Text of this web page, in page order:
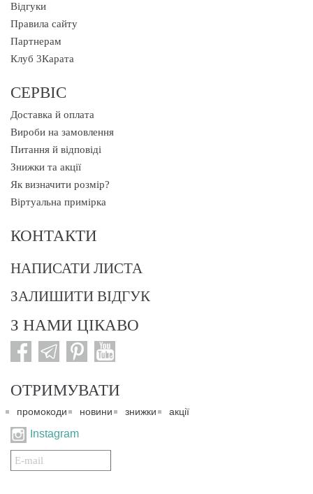
Відгуки
Правила сайту
Партнерам
Клуб 3Карата
СЕРВІС
Доставка й оплата
Вироби на замовлення
Питання й відповіді
Знижки та акції
Як визначити розмір?
Віртуальна примірка
КОНТАКТИ
НАПИСАТИ ЛИСТА
ЗАЛИШИТИ ВІДГУК
З НАМИ ЦІКАВО
ОТРИМУВАТИ
промокоди новини знижки акції
Instagram
Подписаться
на